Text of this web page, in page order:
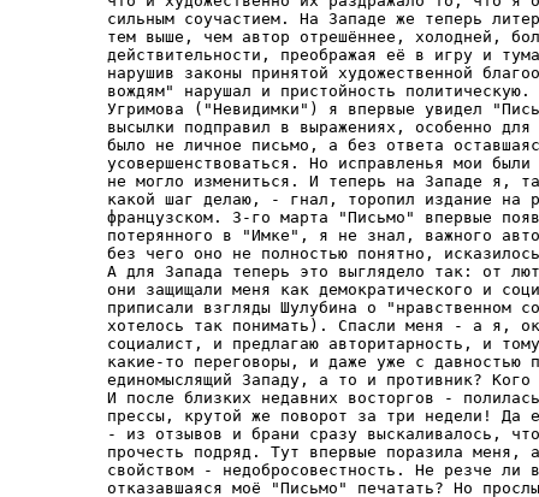
без чего оно не полностью понятно, исказилось).
А для Запада теперь это выглядело так: от лютого советского правительства
они защищали меня как демократического и социалистического героя (мне же
приписали взгляды Шулубина о "нравственном социализме", - потому что очень
хотелось так понимать). Спасли меня - а я, оказывается, нисколько не
социалист, и предлагаю авторитарность, и тому драконскому правительству
какие-то переговоры, и даже уже с давностью полгода. Так я - не
единомыслящий Западу, а то и противник? Кого ж они спасали?
И после близких недавних восторгов - полилась на меня уже и брань западной
прессы, крутой же поворот за три недели! Да если бы хоть прочли внимательно!
- из отзывов и брани сразу выскаливалось, что эти газетчики и не удосужились
прочесть подряд. Тут впервые поразила меня, а потом проявилась постоянным
свойством - недобросовестность. Не резче ли всех хлестала "Нью-Йорк таймс",
отказавшаяся моё "Письмо" печатать? Но прослышав от Майкла Скеммела, что
внесены какие-то поправки, добыла у простодушного Струве именно список
поправок, и напечатала не само письмо, а только поправки, раздувая скандал.
Газета теперь обзывала меня реакционером, шовинистом, империалистом. Тут и я
онедоумел, и можно онедоуметь: в чём же империалист? Предлагаю Советам
прекратить всякую агрессию, убрать отовсюду свои оккупационные войска, -
кому ж это плохо? пишу же: "цели империи и нравственное здоровье народа
несовместимы", - нет, империалист!* А потому что всякий русский, как только
выявит себя русским патриотом, - уже "империалист".
Да больше всего их ранило, что я оказался не страстный поклонник Запада, "не
демократ"! А я-то демократ - попоследовательней и нью-йоркской
интеллектуальной элиты и наших диссидентов: под демократией я понимаю
реальное народное самоуправление снизу доверху, а они - правление
образованного класса.
Замешательство и враждебное отношение к "Письму", возникшее в Соединённых
Штатах, отразилось во втором письме сенатора Хелмса, приоткрывавшего и свою
внутреннюю подавленную американскую (южную) боль. [7] Отвечая ему, я
разъяснил свою позицию шире. [8]
И тотчас, в поддержку этому возникшему в Штатах враждебному мне кручению, -
громко и поспешно добавил свой голос Сахаров.
Чего я никак-никак не ожидал - это внезапного враждебного отголоска от
Сахарова. И потому что мы с ним никогда ещё публично не спорили. И потому
что за несколько дней перед тем он приходил в Москве к моей отъезжающей
семье (долгий вечер сидели с друзьями на кухне, и песни пели, Андрей
Дмитриевич подпевал), - и ни звуком же, ни бровью не предупредил меня через
жену, что на днях будет отвечать. Конечно, не обязан, - но я-то свою критику
его взглядов ("На возврате дыхания и сознания", 1969) передал ему тихо, из
рук в руки, и пятый год не печатаю, никому не показываю. И в той критике
своей, после детального чтения, я бережно подхватывал, отмечал и поддерживал
каждый убедительный довод Сахарова, каждое его доброе движение. И что ж он
сейчас не мог передать свой ответ и мне, с Алей? Если опасался послать
письменный текст - то хоть что-то устное? и хотя бы с каким-то дружественным
словом?
Нет, на второй день как семья моя выехала, он - вчуже громыхнул на весь мир
ответом, - да с какой поспешностью! как ещё не передавались самиздатские
статьи: они обычно плыли ручной передачей, а тут - по телефону из Москвы в
Нью-Йорк, к соратнику Чалидзе, 20 страниц по телефону! - какая же острая
спешка, почти истерика, на Андрея Дмитриевича слишком не похоже, знать так
горячо его склоняли, торопили - поспешить ударить! только сторонним влиянием
и могу объяснить. И гебисты злорадно не прерывали этой долгой телефонной
диктовки, как прерывают часто и мелочь.
Но - ещё обиднее: так спешил Сахаров, что даже "Письма" моего, видно, не
прочёл хорошо? или только по радио слышал, и вот по слуховой памяти? -
приписал моему письму, чего там вовсе не было. Например, такое: "стремление
отгородить нашу страну... от торговли, от того, что называется обменом
людьми и идеями", "замедление научных исследований, международных научных
связей", замедление же и "новых систем земледелия", "отдать освободившиеся
ресурсы государства" энтузиастам национально-религиозной идеи и "создать им
возможность высоких личных доходов от хозяйственной деятельности". Наконец,
"мечта Солженицына о возможности обойтись... почти что ручным трудом". Да
побойтесь Бога, Андрей Дмитриевич, да ведь ничего этого в моём "Письме" нет,
откуда вы взяли? Научная некорректность - это ж не ваша черта!
Я - не ожидал. Но если вдуматься, ожидать надо было. Общественное движение в
СССР, по мере всё более энергичного своего проявления, не могло долго
сумятиться без проступа ясных линий. Неизбежно было выделиться основным
направлениям и произойти расслоению. И направленья эти, можно было и
предвидеть, возникнут примерно те же, какие погибли при крахе старой России,
по крайней мере главные секторы: социалистический, либеральный и
национальный. Социалистический (братья Медведевы, спаянные с группой старых
большевиков и с какими-то влиятельными лицами наверху) представлял наиболее
организованное направление, очевидно, уже давно тяготился своим смешением и
мнимой общностью с остальным Демдвижем (хотя и тот не порицал советского
режима) - и первый поспешил с разрывом и нападательным действием: в ноябре
1973, едва только стихла громоздкая барабанная правительственная атака на
Сахарова, - Рой Медведев напал на Сахарова как бы в спину. Это многих тогда
поразило. А вот теперь, едва кончилась правительственная расправа со мной, -
Сахаров, определившийся вождь либерального направления, атаковал меня.
А мировой резонанс в тот момент был обеспечен. Сама атака шла в неравных
условиях, да, но парадоксальным образом: из-за границы - туда, где Сахаров
оставался во власти врагов, я не мог отвечать полновесно и остро. Именно моя
свобода при его несвободе связывала мне руки.
Но откуда такая тревожная поспешность этого отклика, его напряжённость?
кажется, я не предлагал "вождям" ничего немедленного. Я усовещивал их -
впредь на большое время; а немедленно, вот сейчас - всех разгоняло, давило,
секло коммунистическое правительство. Однако покидая неотложные опасности и
заботы, Сахаров сел за некраткий ответ мне.
Сама статья Сахарова* в большей своей части (но не до конца) выдержана в
характерном для него спокойном теоретическом тоне. Во взглядах она почти
неизменённо повторяет его "Размышления о прогрессе", хотя тому минуло уже 6
лет. Сахаров так и писал: прежние общественные выступления "в основном
по-прежнему представля[ются] мне правильными". Снова тот же
"рационалистический подход к общественным и природным явлениям", и так же
ему "само разделение идей на западные и русские непонятно". (А ведь это - не
физика, не геометрия, это гуманитарность, и как же, не чуя этого разделения,
нам высказываться по общественным проблемам? В гуманитарной-то области идеи
во многом определяются именно средой своего рождения, традицией и
менталитетом именно этого народа.) И тот же, во всей статье, планетарный
образ мышления, не умельчённый до рассматривания национальной жизни: "нет ни
одной важной ключевой проблемы, которая имеет решение в национальном
масштабе", всё решит "научное и демократическое общемировое регулирование"
(и перечисляет глобальные проблемы цивилизации, совсем опуская дух, культуру
и собственно человеческую многомерную жизнь).
В отличие от "Размышлений" на этот раз Сахаров определённо и категорично
осуждает марксизм. Однако: "Солженицын излишне переоценивает роль
идеологии". По его мнению "современное руководство страны" не идеологией
ведбомо, а "сохранением своей власти и основных черт строя" (какого же
строя, если не марксо-ленинского? и каким же инструментом, если не
идеологией? и если б не Идеология, с чего б они так испугались, придушили
свою же, косыгинскую, неглупую экономическую реформу 1965 года?). Но
странно: хотя моё "Письмо" было направлено именно к вождям, с призывом
именно вождям отказаться от Идеологии, - у меня и слова нет, чтоб за эту
идеологию держалось советское общество или народные массы, - Сахаров с
непонятной рассеянностью не замечает этого, и трижды в своей статье, с
усилием, в открытую дверь, спорит: "если говорить именно о современном
состоянии общества [курсив мой], то для него характерна идеологическая
индифферентность", "не надо переоценивать роль идеологического фактора в
сегодняшней жизни советского общества", "Солженицын, как я считаю,
переоценивает роль идеологического фактора в современном советском
обществе". Странное оспаривание мимо предмета спора (тоже от торопливости
прочтения?) - а ведь здесь ось сахаровского ответа. И проскальзывает, всё
же, старая оговорка: "казарменный социализм", - будто кто-либо, когда-либо
видел другой, будто Маркс вёл к какому-то "нестеснённому" социализму? и ещё
характерна фраза: "...роль марксизма как якобы "западного" и
антирелигиозного учения". Якобы антирелигиозного? якобы умершего? Ах, Андрей
Дмитриевич, да живуча эта Идеология - и ещё как! ещё сколько будут держаться
за неё, - именно за казарменное "равенство", казарменную "справедливость",
чтобы только не взгрузить на себя бремя свободы.
И уже не первый, не первый раз касается Сахаров русской темы в форме
заёмно-распространённой: "в России веками рабский, холопский дух,
сочетающийся с презрением к иноземцам, инородцам и иноверцам". (Как бы при
таком презрении держалось бы 100-национальное государство?) Никак, А. Д.,
нельзя не сверяться с историками - С. Соловьёвым, С. Платоновым. И тогда
узнаем, что